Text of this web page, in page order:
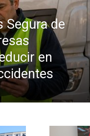
Segura de
en